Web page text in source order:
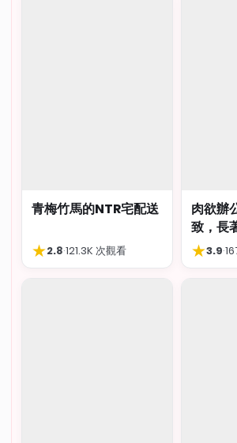
青梅竹馬的NTR宅配送
★2.8·121.3K 次觀看
肉欲辦
致，長
被猥褻
★3.9·